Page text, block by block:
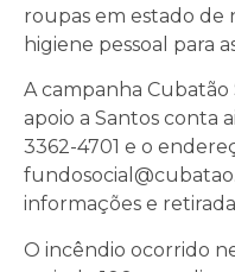
roupas em estado de
higiene pessoal para
A campanha Cubatão
apoio a Santos conta
3362-4701 e o
informações e
O incêndio ocorrido